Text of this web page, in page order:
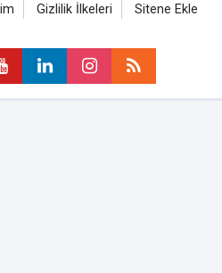
Gizlilik İlkeleri Sitene Ekle